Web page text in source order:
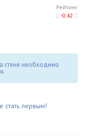
Рейтинг
-0.42
стене необходимо
стать первым!